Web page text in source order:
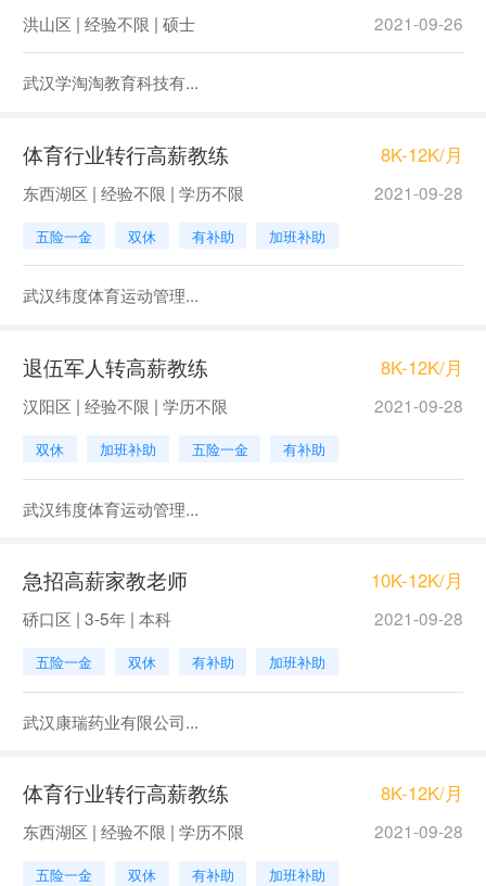
洪山区 | 经验不限 | 硕士 2021-09-26
武汉学淘淘教育科技有...
体育行业转行高薪教练 8K-12K/月
东西湖区 | 经验不限 | 学历不限 2021-09-28
五险一金 双休 有补助 加班补助
武汉纬度体育运动管理...
退伍军人转高薪教练 8K-12K/月
汉阳区 | 经验不限 | 学历不限 2021-09-28
双休 加班补助 五险一金 有补助
武汉纬度体育运动管理...
急招高薪家教老师 10K-12K/月
硚口区 | 3-5年 | 本科 2021-09-28
五险一金 双休 有补助 加班补助
武汉康瑞药业有限公司...
体育行业转行高薪教练 8K-12K/月
东西湖区 | 经验不限 | 学历不限 2021-09-28
五险一金 双休 有补助 加班补助